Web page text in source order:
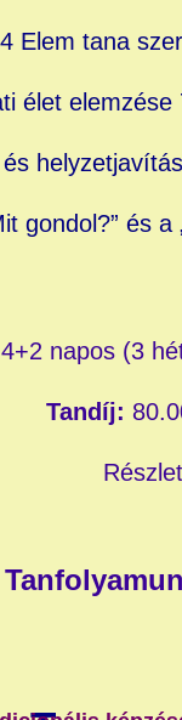
Elem tana
élet elemzése
helyzetjavítás
gondol?” és
4+2 napos (3
Tandíj: